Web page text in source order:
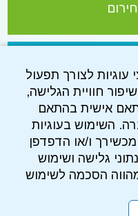
לצורך תפעול
חוויית הגלישה,
אישית בהתאם
השימוש בעוגיות
ו/או הדפדפן
גלישה ושימוש
הסכמה לשימוש
התאגיד